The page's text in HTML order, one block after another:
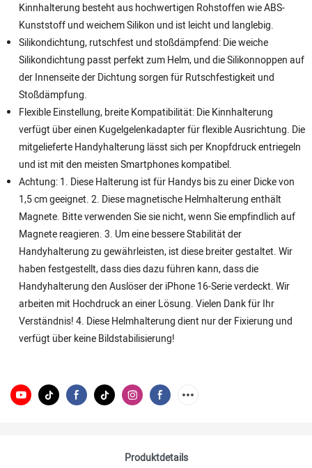
Kinnhalterung besteht aus hochwertigen Rohstoffen wie ABS-
Kunststoff und weichem Silikon und ist leicht und langlebig.
Silikondichtung, rutschfest und stoßdämpfend: Die weiche
Silikondichtung passt perfekt zum Helm, und die Silikonnoppen auf
der Innenseite der Dichtung sorgen für Rutschfestigkeit und
Stoßdämpfung.
Flexible Einstellung, breite Kompatibilität: Die Kinnhalterung
verfügt über einen Kugelgelenkadapter für flexible Ausrichtung. Die
mitgelieferte Handyhalterung lässt sich per Knopfdruck entriegeln
und ist mit den meisten Smartphones kompatibel.
Achtung: 1. Diese Halterung ist für Handys bis zu einer Dicke von
1,5 cm geeignet. 2. Diese magnetische Helmhalterung enthält
Magnete. Bitte verwenden Sie sie nicht, wenn Sie empfindlich auf
Magnete reagieren. 3. Um eine bessere Stabilität der
Handyhalterung zu gewährleisten, ist diese breiter gestaltet. Wir
haben festgestellt, dass dies dazu führen kann, dass die
Handyhalterung den Auslöser der iPhone 16-Serie verdeckt. Wir
arbeiten mit Hochdruck an einer Lösung. Vielen Dank für Ihr
Verständnis! 4. Diese Helmhalterung dient nur der Fixierung und
verfügt über keine Bildstabilisierung!
Produktdetails